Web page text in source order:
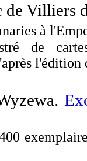
de Villiers
à
de
l'édition